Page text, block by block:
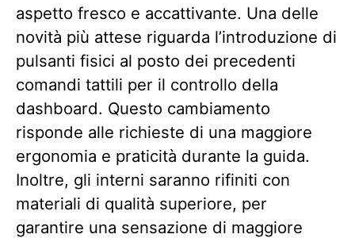
aspetto fresco e accattivante. Una delle
novità più attese riguarda l’introduzione di
pulsanti fisici al posto dei precedenti
comandi tattili per il controllo della
dashboard. Questo cambiamento
risponde alle richieste di una maggiore
ergonomia e praticità durante la guida.
Inoltre, gli interni saranno rifiniti con
materiali di qualità superiore, per
garantire una sensazione di maggiore